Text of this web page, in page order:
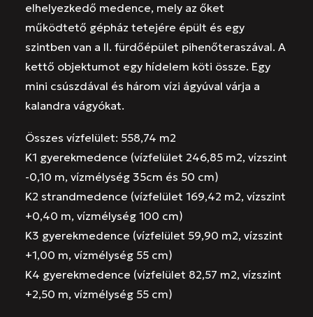
elhelyezkedő medence, mely az őket
működtető gépház tetejére épült és egy
szintben van a II. fürdőépület pihenőteraszával. A
kettő objektumot egy hídelem köti össze. Egy
mini csúszdával és három vízi ágyúval várja a
kalandra vágyókat.
Összes vízfelület: 558,74 m2
K1 gyerekmedence (vízfelület 246,85 m2, vízszint
-0,10 m, vízmélység 35cm és 50 cm)
K2 strandmedence (vízfelület 169,42 m2, vízszint
+0,40 m, vízmélység 100 cm)
K3 gyerekmedence (vízfelület 59,90 m2, vízszint
+1,00 m, vízmélység 55 cm)
K4 gyerekmedence (vízfelület 82,57 m2, vízszint
+2,50 m, vízmélység 55 cm)